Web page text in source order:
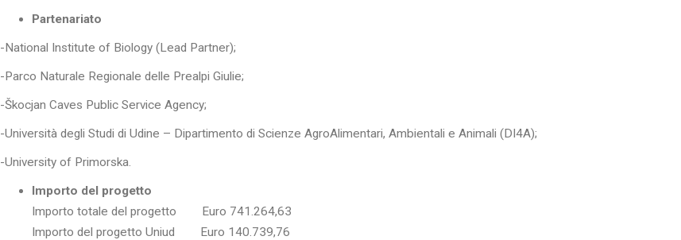
Partenariato
-National Institute of Biology (Lead Partner);
-Parco Naturale Regionale delle Prealpi Giulie;
-Škocjan Caves Public Service Agency;
-Università degli Studi di Udine – Dipartimento di Scienze AgroAlimentari, Ambientali e Animali (DI4A);
-University of Primorska.
Importo del progetto
Importo totale del progetto Euro 741.264,63
Importo del progetto Uniud Euro 140.739,76